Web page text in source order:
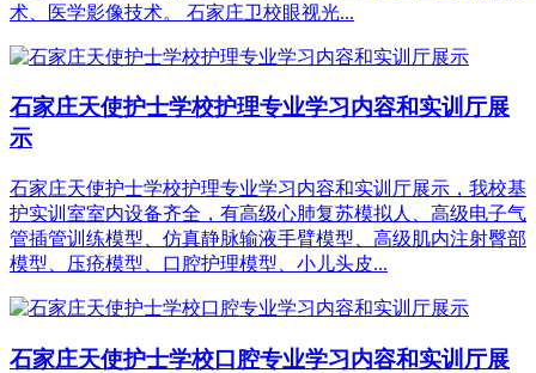
术、医学影像技术。 石家庄卫校眼视光...
石家庄天使护士学校护理专业学习内容和实训厅展
示
石家庄天使护士学校护理专业学习内容和实训厅展示，我校基
护实训室室内设备齐全，有高级心肺复苏模拟人、高级电子气
管插管训练模型、仿真静脉输液手臂模型、高级肌内注射臀部
模型、压疮模型、口腔护理模型、小儿头皮...
石家庄天使护士学校口腔专业学习内容和实训厅展